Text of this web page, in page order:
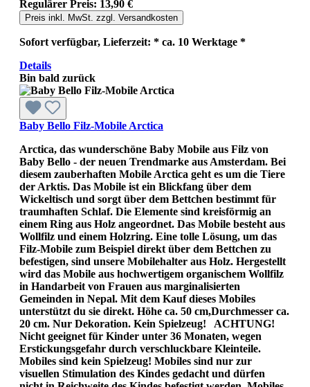
Regulärer Preis: 13,90 €
Preis inkl. MwSt. zzgl. Versandkosten
Sofort verfügbar, Lieferzeit: * ca. 10 Werktage *
Details
Bin bald zurück
Baby Bello Filz-Mobile Arctica
Arctica, das wunderschöne Baby Mobile aus Filz von
Baby Bello - der neuen Trendmarke aus Amsterdam. Bei
diesem zauberhaften Mobile Arctica geht es um die Tiere
der Arktis. Das Mobile ist ein Blickfang über dem
Wickeltisch und sorgt über dem Bettchen bestimmt für
traumhaften Schlaf. Die Elemente sind kreisförmig an
einem Ring aus Holz angeordnet. Das Mobile besteht aus
Wollfilz und einem Holzring. Eine tolle Lösung, um das
Filz-Mobile zum Beispiel direkt über dem Bettchen zu
befestigen, sind unsere Mobilehalter aus Holz. Hergestellt
wird das Mobile aus hochwertigem organischem Wollfilz
in Handarbeit von Frauen aus marginalisierten
Gemeinden in Nepal. Mit dem Kauf dieses Mobiles
unterstützt du sie direkt. Höhe ca. 50 cm,Durchmesser ca.
20 cm. Nur Dekoration. Kein Spielzeug! ACHTUNG!
Nicht geeignet für Kinder unter 36 Monaten, wegen
Erstickungsgefahr durch verschluckbare Kleinteile.
Mobiles sind kein Spielzeug! Mobiles sind nur zur
visuellen Stimulation des Kindes gedacht und dürfen